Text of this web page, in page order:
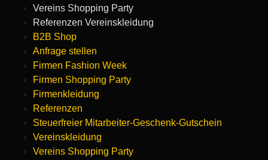
Vereins Shopping Party
Referenzen Vereinskleidung
B2B Shop
Anfrage stellen
Firmen Fashion Week
Firmen Shopping Party
Firmenkleidung
Referenzen
Steuerfreier Mitarbeiter-Geschenk-Gutschein
Vereinskleidung
Vereins Shopping Party